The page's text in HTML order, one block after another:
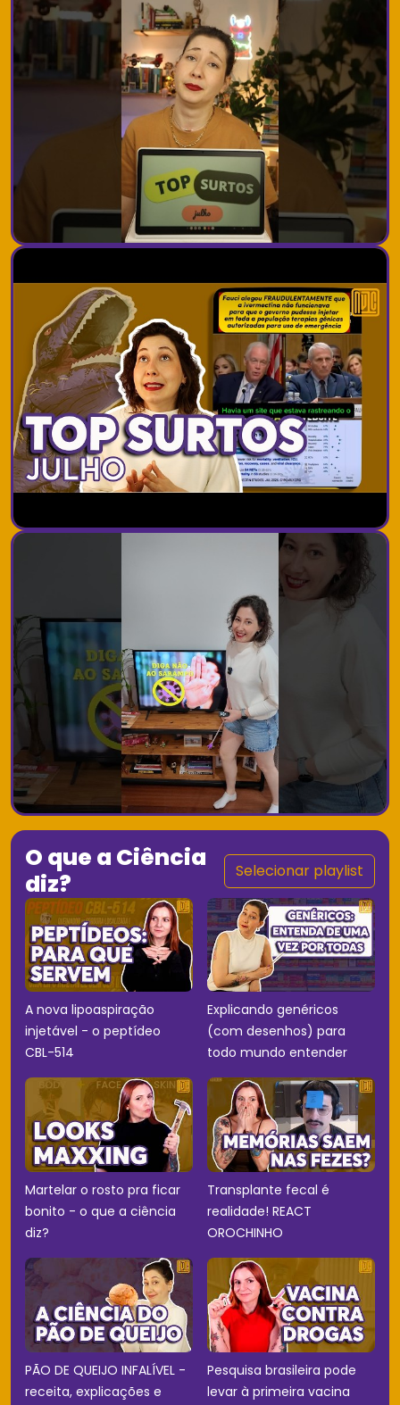
O que a Ciência
diz?
Selecionar playlist
A nova lipoaspiração
injetável - o peptídeo
CBL-514
Explicando genéricos
(com desenhos) para
todo mundo entender
Martelar o rosto pra ficar
bonito - o que a ciência
diz?
Transplante fecal é
realidade! REACT
OROCHINHO
PÃO DE QUEIJO INFALÍVEL -
receita, explicações e
Pesquisa brasileira pode
levar à primeira vacina